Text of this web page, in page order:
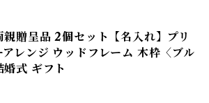
贈呈品 2個セット【名入れ】プリ
レンジ ウッドフレーム 木枠〈ブル
式 ギフト